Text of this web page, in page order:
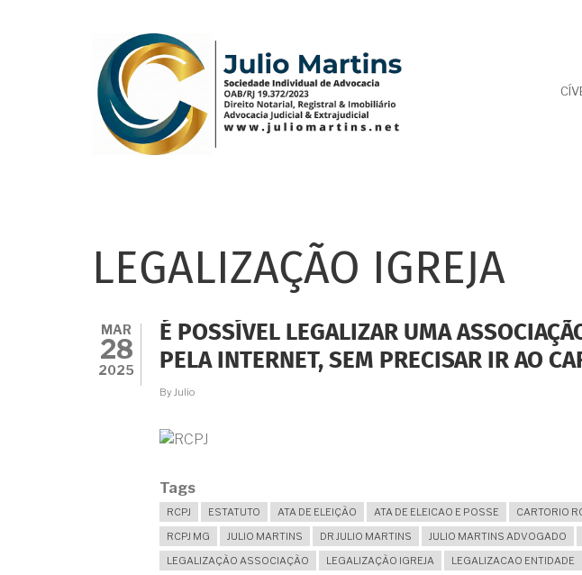
LEGALIZAÇÃO IGREJA
MAR
28
2025
É POSSÍVEL LEGALIZAR UMA
PELA INTERNET, SEM PRECISAR IR AO
ByJulio
Tags
RCPJ ESTATUTO ATA DE ELEIÇÃO ATA DE ELEICAO E POSSE CARTORIO
RCPJ MG
JULIO MARTINS DR JULIO MARTINS JULIO MARTINS ADVOGADO
LEGALIZAÇÃO ASSOCIAÇÃO
LEGALIZAÇÃO IGREJA LEGALIZACAO ENTIDADE